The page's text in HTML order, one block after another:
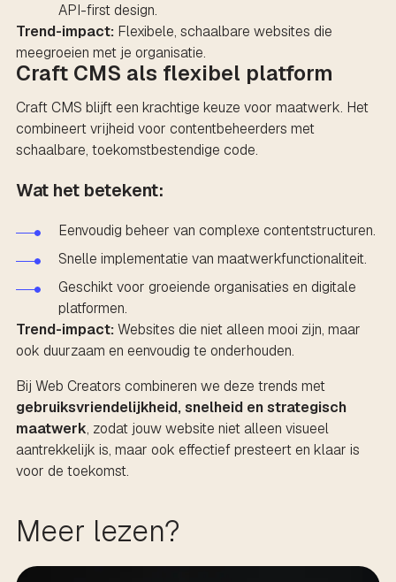
API-first design.
Trend-impact: Flexibele, schaalbare websites die
meegroeien met je organisatie.
Craft CMS als flexibel platform
Craft CMS blijft een krachtige keuze voor maatwerk. Het
combineert vrijheid voor contentbeheerders met
schaalbare, toekomstbestendige code.
Wat het betekent:
Eenvoudig beheer van complexe contentstructuren.
Snelle implementatie van maatwerkfunctionaliteit.
Geschikt voor groeiende organisaties en digitale
platformen.
Trend-impact:Websites die niet alleen mooi zijn, maar
ook duurzaam en eenvoudig te onderhouden.
Bij Web Creators combineren we deze trends met
gebruiksvriendelijkheid, snelheid en strategisch
maatwerk, zodat jouw website niet alleen visueel
aantrekkelijk is, maar ook effectief presteert en klaar is
voor de toekomst.
Meer lezen?